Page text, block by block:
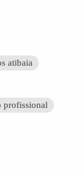
atibaia
profissional